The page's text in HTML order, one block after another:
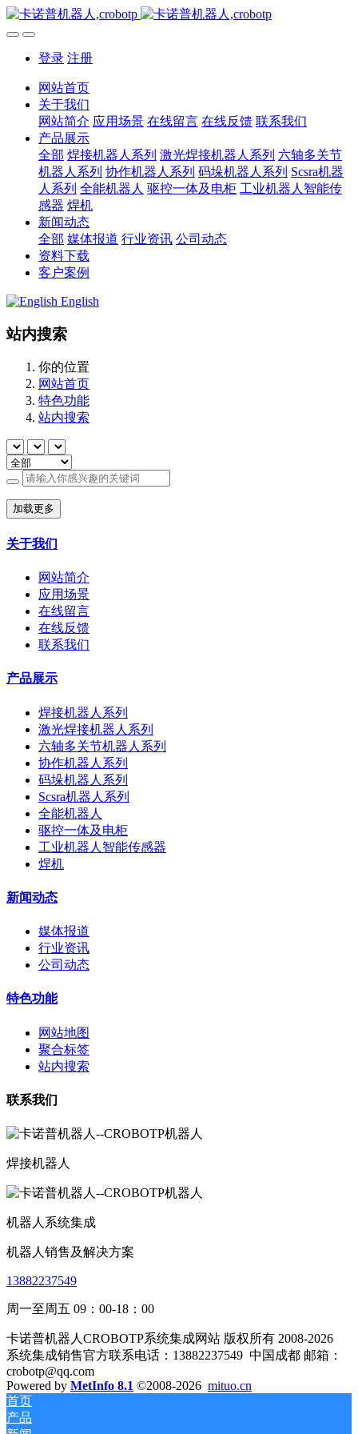
登录 注册
网站首页
关于我们
网站简介 应用场景 在线留言 在线反馈 联系我们
产品展示
全部 焊接机器人系列 激光焊接机器人系列 六轴多关节
机器人系列 协作机器人系列 码垛机器人系列 Scsra机器
人系列 全能机器人 驱控一体及电柜 工业机器人智能传
感器 焊机
新闻动态
全部 媒体报道 行业资讯 公司动态
资料下载
客户案例
English
站内搜索
你的位置
网站首页
特色功能
站内搜索
加载更多
关于我们
网站简介
应用场景
在线留言
在线反馈
联系我们
产品展示
焊接机器人系列
激光焊接机器人系列
六轴多关节机器人系列
协作机器人系列
码垛机器人系列
Scsra机器人系列
全能机器人
驱控一体及电柜
工业机器人智能传感器
焊机
新闻动态
媒体报道
行业资讯
公司动态
特色功能
网站地图
聚合标签
站内搜索
联系我们
焊接机器人
机器人系统集成
机器人销售及解决方案
13882237549
周一至周五 09：00-18：00
卡诺普机器人CROBOTP系统集成网站 版权所有 2008-2026
系统集成销售官方联系电话：13882237549 中国成都 邮箱：
crobotp@qq.com
Powered by MetInfo 8.1 ©2008-2026 mituo.cn
首页
产品